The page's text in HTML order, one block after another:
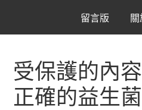
留言版 關
受保護的內
正確的益生